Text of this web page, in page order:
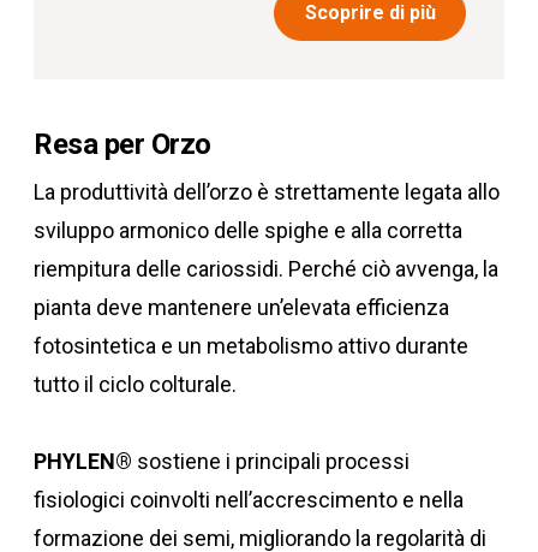
Scoprire di più
Resa per Orzo
La produttività dell’orzo è strettamente legata allo
sviluppo armonico delle spighe e alla corretta
riempitura delle cariossidi. Perché ciò avvenga, la
pianta deve mantenere un’elevata efficienza
fotosintetica e un metabolismo attivo durante
tutto il ciclo colturale.
PHYLEN® sostiene i principali processi
fisiologici coinvolti nell’accrescimento e nella
formazione dei semi, migliorando la regolarità di